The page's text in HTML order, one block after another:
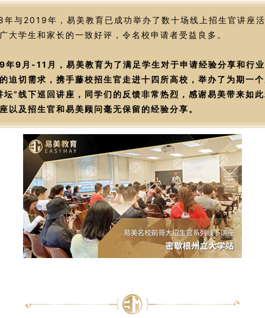
年与2019年，易美教育已成功举办了数十场线上招生官讲座
大学生和家长的一致好评，令名校申请者受益良多。
年9月-11月，易美教育为了满足学生对于申请经验分享和行
迫切需求，携手藤校招生官走进十四所高校，举办了为期一
坛”线下巡回讲座，同学们的反馈非常热烈，感谢易美带来如
以及招生官和易美顾问毫无保留的经验分享。